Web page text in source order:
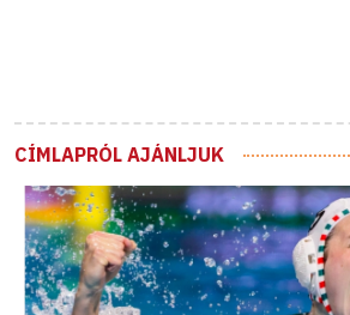
CÍMLAPRÓL AJÁNLJUK